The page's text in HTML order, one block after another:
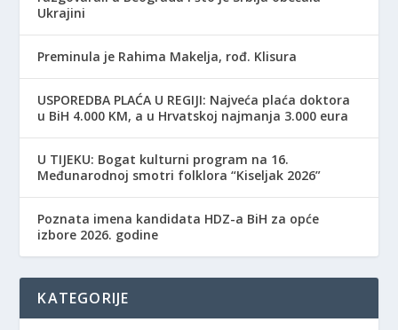
Ukrajini
Preminula je Rahima Makelja, rođ. Klisura
USPOREDBA PLAĆA U REGIJI: Najveća plaća doktora
u BiH 4.000 KM, a u Hrvatskoj najmanja 3.000 eura
​U TIJEKU: Bogat kulturni program na 16.
Međunarodnoj smotri folklora “Kiseljak 2026”
Poznata imena kandidata HDZ-a BiH za opće
izbore 2026. godine
KATEGORIJE